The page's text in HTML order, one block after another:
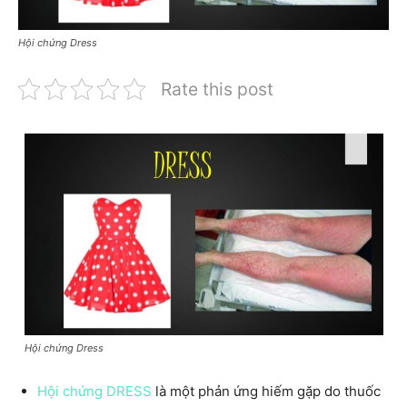
Hội chứng Dress
Rate this post
Hội chứng Dress
Hội chứng DRESS là một phản ứng hiếm gặp do thuốc